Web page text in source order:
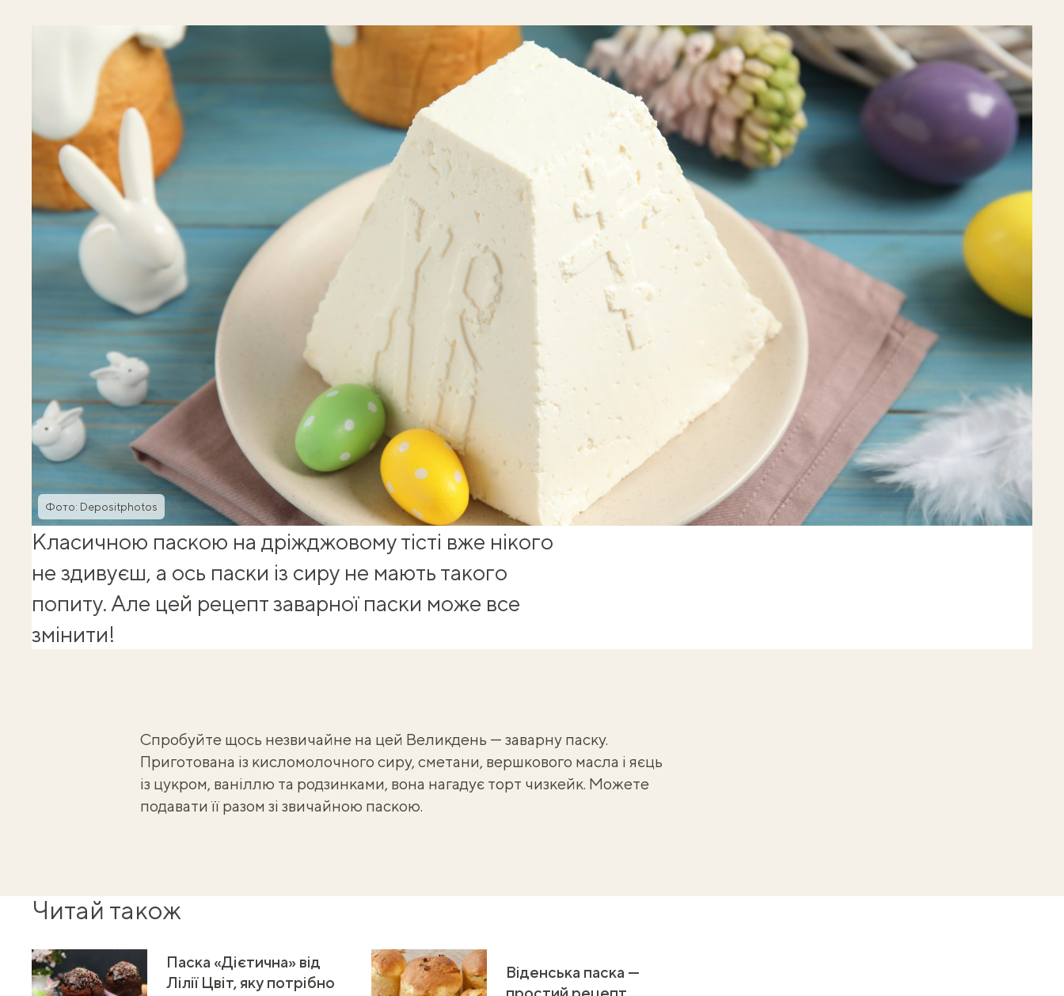
Фото: Depositphotos
Класичною паскою на дріжджовому тісті вже нікого
не здивуєш, а ось паски із сиру не мають такого
попиту. Але цей рецепт заварної паски може все
змінити!
Спробуйте щось незвичайне на цей Великдень — заварну паску.
Приготована із кисломолочного сиру, сметани, вершкового масла і яєць
із цукром, ваніллю та родзинками, вона нагадує торт чизкейк. Можете
подавати її разом зі звичайною паскою.
Читай також
Паска «Дієтична» від
Лілії Цвіт, яку потрібно
Віденська паска —
простий рецепт